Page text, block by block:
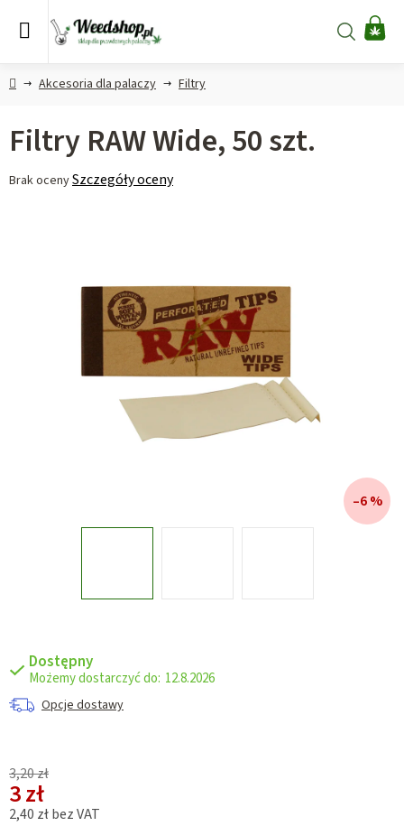
Szukaj
HomeAkcesoria dla palaczy Filtry
Dostępny
12.8.2026
Opcje dostawy
3,20 zł
3 zł
2,40 zł bez VAT
Filtry RAW Wide, 50 szt.
Średnia
Brak ocenySzczegóły oceny
–6 %